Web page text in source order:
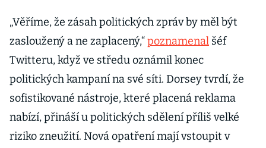
„Věříme, že zásah politických zpráv by měl být
zasloužený a ne zaplacený,“poznamenal šéf
Twitteru, když ve středu oznámil konec
politických kampaní na své síti. Dorsey tvrdí, že
sofistikované nástroje, které placená reklama
nabízí, přináší u politických sdělení příliš velké
riziko zneužití. Nová opatření mají vstoupit v